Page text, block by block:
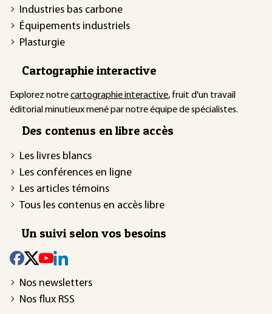
Industries bas carbone
Équipements industriels
Plasturgie
Cartographie interactive
Explorez notrecartographie interactive, fruit d'un travail
éditorial minutieux mené par notre équipe de spécialistes.
Des contenus en libre accès
Les livres blancs
Les conférences en ligne
Les articles témoins
Tous les contenus en accès libre
Un suivi selon vos besoins
Nos newsletters
Nos flux RSS